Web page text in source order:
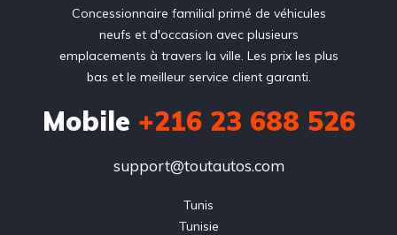
Concessionnaire familial primé de véhicules
neufs et d'occasion avec plusieurs
emplacements à travers la ville. Les prix les plus
bas et le meilleur service client garanti.
Mobile +216 23 688 526
support@toutautos.com
Tunis
Tunisie